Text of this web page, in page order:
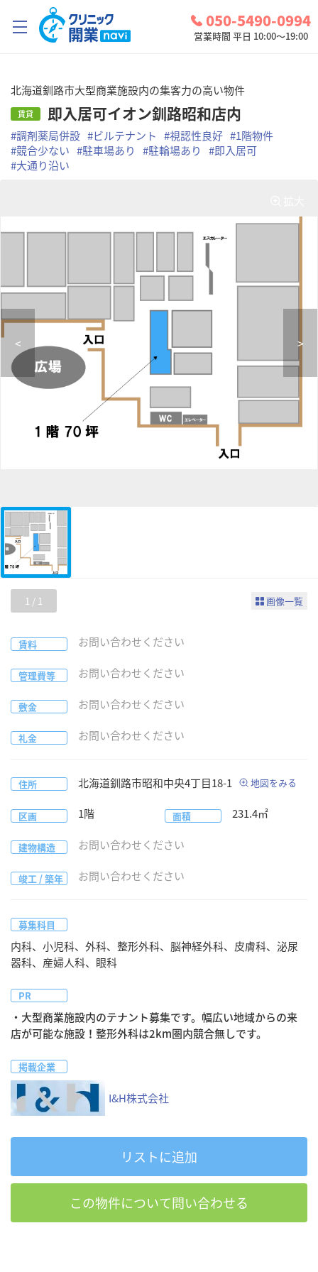
050-5490-0994
営業時間 平日 10:00～19:00
< >
1 / 1 画像一覧
北海道釧路市大型商業施設内の集客力の高い物件
賃貸 即入居可イオン釧路昭和店内
#調剤薬局併設 #ビルテナント #視認性良好 #1階物件
#競合少ない #駐車場あり #駐輪場あり #即入居可
#大通り沿い
賃料 お問い合わせください
管理費等 お問い合わせください
敷金 お問い合わせください
礼金 お問い合わせください
住所 北海道釧路市昭和中央4丁目18-1 地図をみる
区画 1階 面積 231.4㎡
建物構造 お問い合わせください
竣工 / 築年 お問い合わせください
募集科目
内科、小児科、外科、整形外科、脳神経外科、皮膚科、泌尿
器科、産婦人科、眼科
PR
・大型商業施設内のテナント募集です。幅広い地域からの来
店が可能な施設！整形外科は2km圏内競合無しです。
掲載企業
I&H株式会社
リストに追加
この物件について問い合わせる
診療圏調査
コンシェルジュサービス
お問い合わせ
ログイン